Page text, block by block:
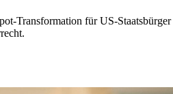
Transformation für US-